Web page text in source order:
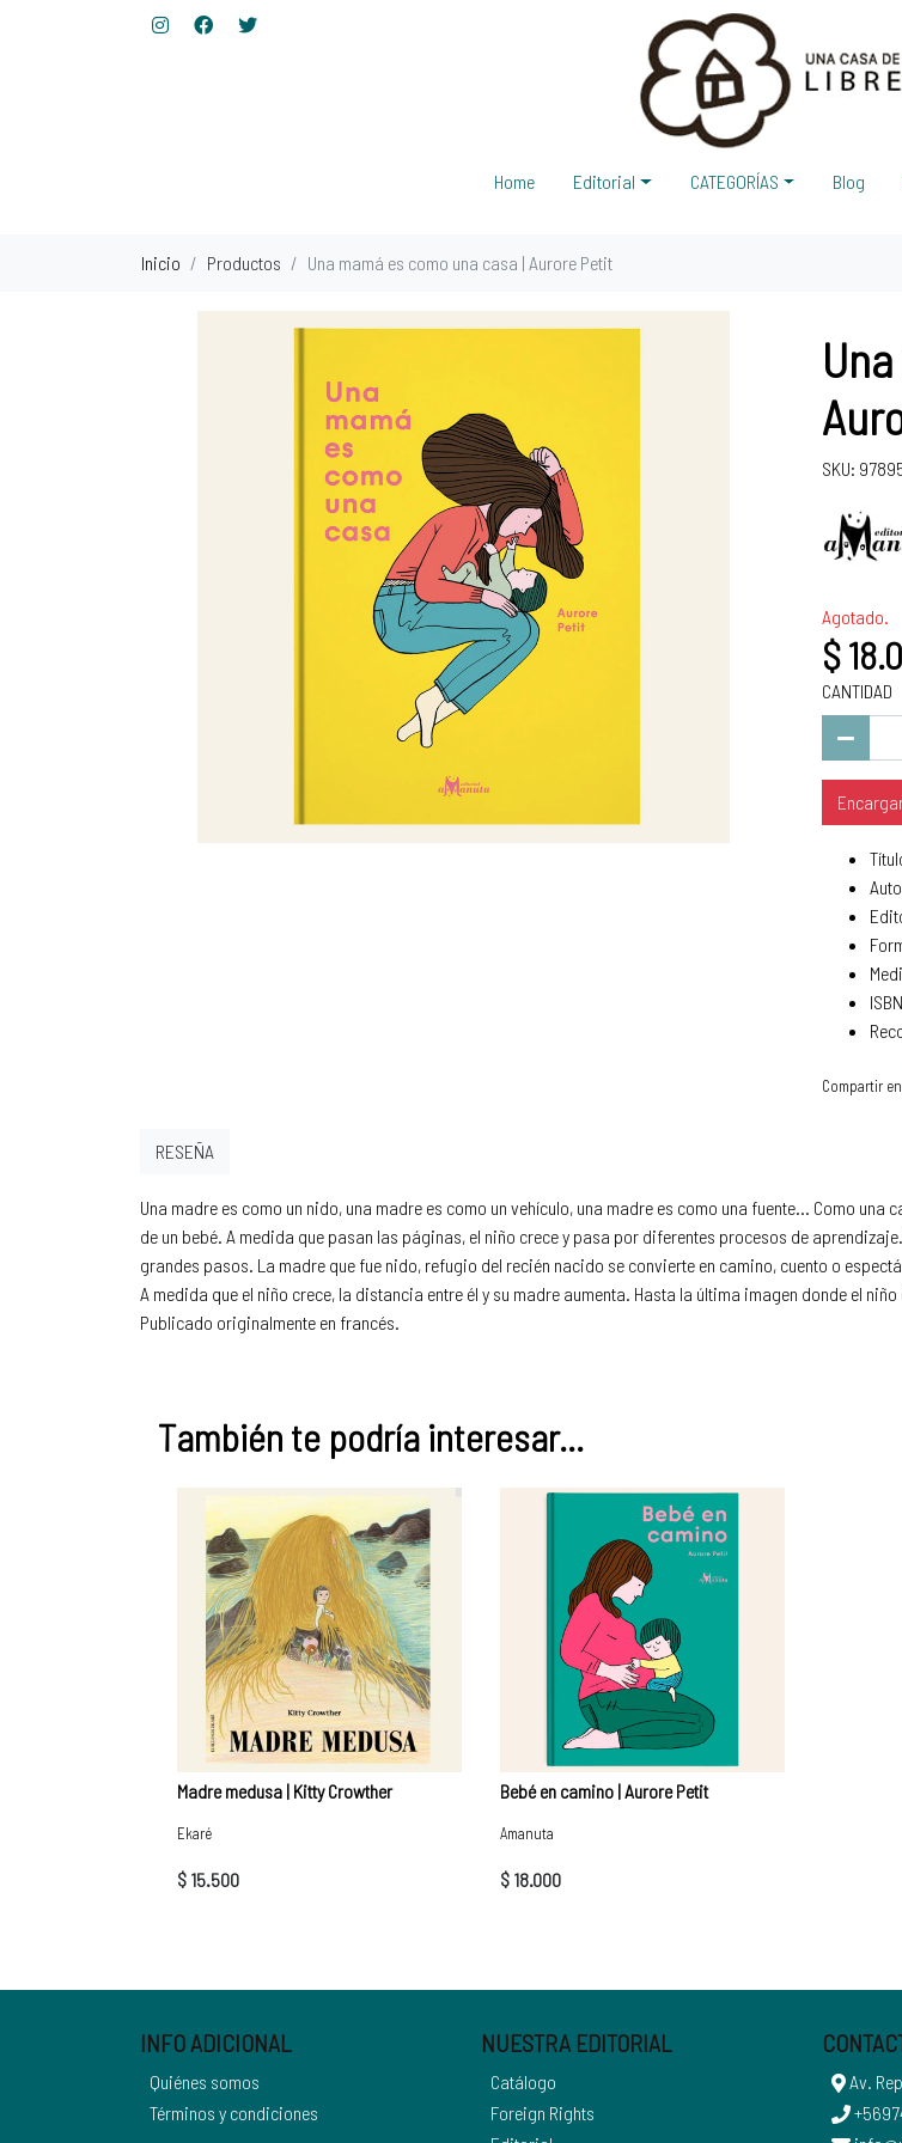
Home Editorial CATEGORÍAS Blog
Inicio Productos Una mamá es como una casa | Aurore Petit
SKU:
Agotado.
$
CANTIDAD
Compartir
Una madre es como un nido, una madre es como un vehículo, una madre es como una fuente... Como
de un bebé. A medida que pasan las páginas, el niño crece y pasa por diferentes procesos de
grandes pasos. La madre que fue nido, refugio del recién nacido se convierte en camino, cuento o
A medida que el niño crece, la distancia entre él y su madre aumenta. Hasta la última imagen donde el
Publicado originalmente en francés.
RESEÑA
También te podría interesar...
Madre medusa | Kitty Crowther
Ekaré
$ 15.500
Bebé en camino | Aurore Petit
Amanuta
$ 18.000
INFO ADICIONAL
Quiénes somos
Términos y condiciones
NUESTRA EDITORIAL
Catálogo
Foreign Rights
Av.